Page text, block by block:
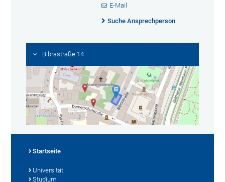
E-Mail
Suche Ansprechperson
Bibrastraße 14
Startseite
Universität
Studium